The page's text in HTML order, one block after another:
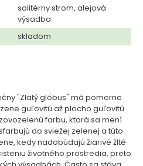
solitérny strom, alejová
výsadba
skladom
"Zlatý glóbus" má pomerne
guľovitú až plocho guľovitú
farbu, ktorá sa mení
do sviežej zelenej a túto
kedy nadobúdajú žiarivé žlté
životného prostredia, preto